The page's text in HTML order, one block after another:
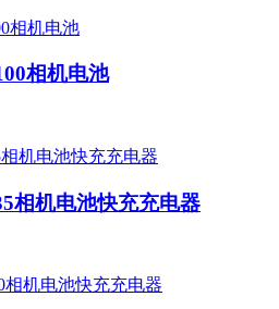
相机电池
相机电池快充充电器